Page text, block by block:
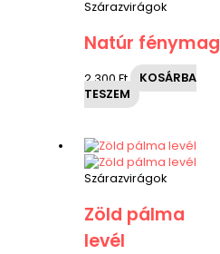
Szárazvirágok
Natúr fénymag
2,300Ft
KOSÁRBA
TESZEM
Szárazvirágok
Zöld pálma
levél